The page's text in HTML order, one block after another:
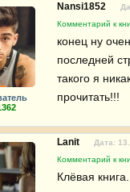
Nansi1852
Комментарий к
конец ну
последней
такого я
прочитать!!!
Lanit
Дата:
Комментарий к
Клёвая